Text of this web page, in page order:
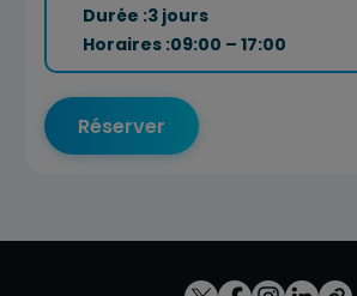
Durée :3 jours
Horaires :09:00 – 17:00
Réserver